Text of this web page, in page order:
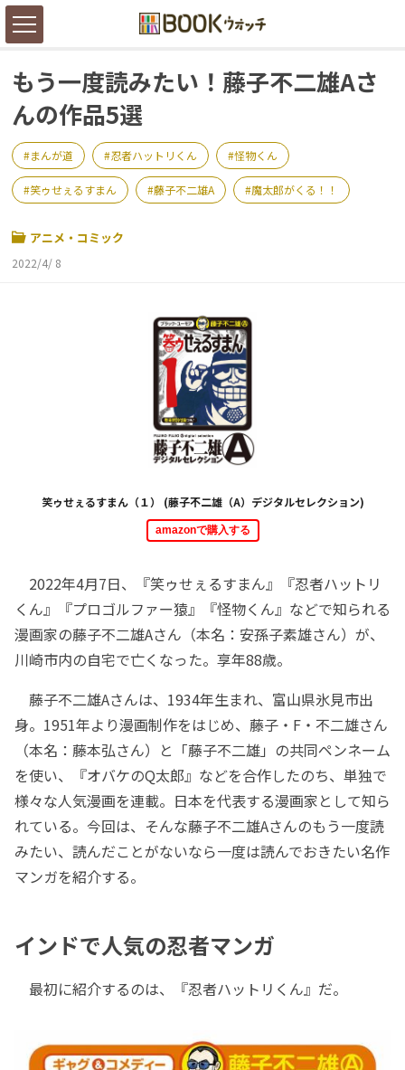
もう一度読みたい！藤子不二雄Aさ
んの作品5選
まんが道 忍者ハットリくん 怪物くん
笑ゥせぇるすまん 藤子不二雄A 魔太郎がくる！！
アニメ・コミック
2022/4/ 8
笑ゥせぇるすまん（１） (藤子不二雄（A）デジタルセレクション)
amazonで購入する
2022年4月7日、『笑ゥせぇるすまん』『忍者ハットリ
くん』『プロゴルファー猿』『怪物くん』などで知られる
漫画家の藤子不二雄Aさん（本名：安孫子素雄さん）が、
川崎市内の自宅で亡くなった。享年88歳。
藤子不二雄Aさんは、1934年生まれ、富山県氷見市出
身。1951年より漫画制作をはじめ、藤子・F・不二雄さん
（本名：藤本弘さん）と「藤子不二雄」の共同ペンネーム
を使い、『オバケのQ太郎』などを合作したのち、単独で
様々な人気漫画を連載。日本を代表する漫画家として知ら
れている。今回は、そんな藤子不二雄Aさんのもう一度読
みたい、読んだことがないなら一度は読んでおきたい名作
マンガを紹介する。
インドで人気の忍者マンガ
最初に紹介するのは、『忍者ハットリくん』だ。